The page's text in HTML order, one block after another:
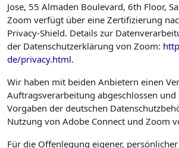
Jose, 55 Almaden Boulevard, 6th Floor,
Zoom verfügt über eine Zertifizierung
Privacy-Shield. Details zur
der Datenschutzerklärung von Zoom:
de/privacy.html.
Wir haben mit beiden Anbietern einen
Auftragsverarbeitung abgeschlossen und
Vorgaben der deutschen
Nutzung von Adobe Connect und Zoom
Für die Offenlegung eigener,